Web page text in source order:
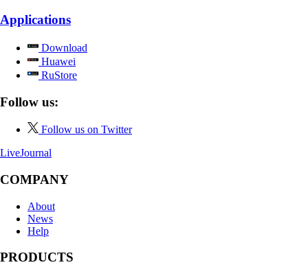
Applications
Download
Huawei
RuStore
Follow us:
Follow us on Twitter
LiveJournal
COMPANY
About
News
Help
PRODUCTS